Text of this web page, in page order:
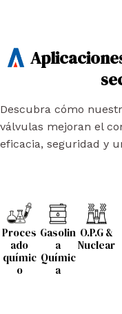
Descubra cómo
válvulas mejoran el
eficacia, seguridad y
Proces
ado
químic
o
Gasolin
a
Químic
a
O.P.G &
Nuclear